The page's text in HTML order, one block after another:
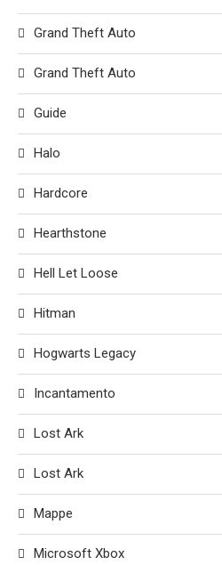
Grand Theft Auto
Grand Theft Auto
Guide
Halo
Hardcore
Hearthstone
Hell Let Loose
Hitman
Hogwarts Legacy
Incantamento
Lost Ark
Lost Ark
Mappe
Microsoft Xbox